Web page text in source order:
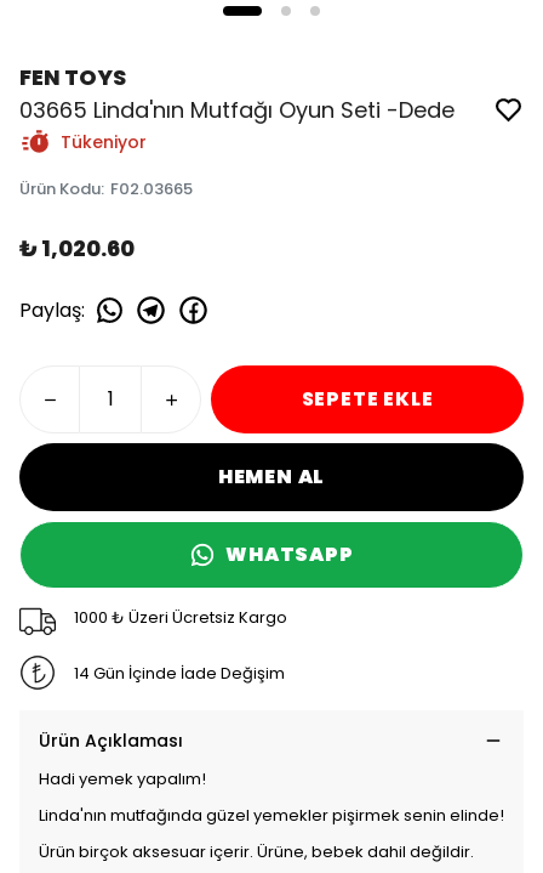
FEN TOYS
03665 Linda'nın Mutfağı Oyun Seti -Dede
Tükeniyor
Ürün Kodu: F02.03665
₺ 1,020.60
Paylaş:
SEPETE EKLE
HEMEN AL
WHATSAPP
1000 ₺ Üzeri Ücretsiz Kargo
14 Gün İçinde İade Değişim
Ürün Açıklaması
Hadi yemek yapalım!
Linda'nın mutfağında güzel yemekler pişirmek senin elinde!
Ürün birçok aksesuar içerir. Ürüne, bebek dahil değildir.